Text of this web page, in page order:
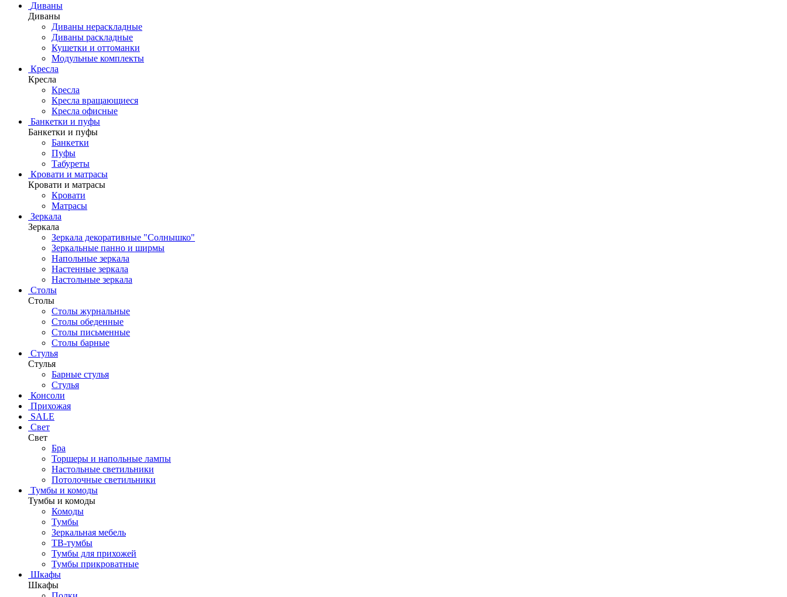
Диваны
Диваны
Диваны нераскладные
Диваны раскладные
Кушетки и оттоманки
Модульные комплекты
Кресла
Кресла
Кресла
Кресла вращающиеся
Кресла офисные
Банкетки и пуфы
Банкетки и пуфы
Банкетки
Пуфы
Табуреты
Кровати и матрасы
Кровати и матрасы
Кровати
Матрасы
Зеркала
Зеркала
Зеркала декоративные "Солнышко"
Зеркальные панно и ширмы
Напольные зеркала
Настенные зеркала
Настольные зеркала
Столы
Столы
Столы журнальные
Столы обеденные
Столы письменные
Столы барные
Стулья
Стулья
Барные стулья
Стулья
Консоли
Прихожая
SALE
Свет
Свет
Бра
Торшеры и напольные лампы
Настольные светильники
Потолочные светильники
Тумбы и комоды
Тумбы и комоды
Комоды
Тумбы
Зеркальная мебель
ТВ-тумбы
Тумбы для прихожей
Тумбы прикроватные
Шкафы
Шкафы